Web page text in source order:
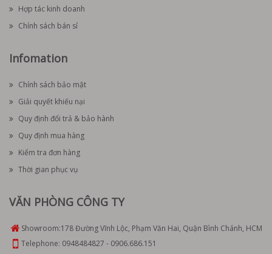
Hợp tác kinh doanh
Chính sách bán sỉ
Infomation
Chính sách bảo mật
Giải quyết khiếu nại
Quy định đổi trả & bảo hành
Quy định mua hàng
Kiểm tra đơn hàng
Thời gian phục vụ
VĂN PHÒNG CÔNG TY
Showroom:178 Đường Vĩnh Lộc, Phạm Văn Hai, Quận Bình Chánh, HCM
Telephone: 0948484827 - 0906.686.151